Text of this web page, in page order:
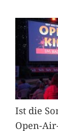
Ist die
Open-